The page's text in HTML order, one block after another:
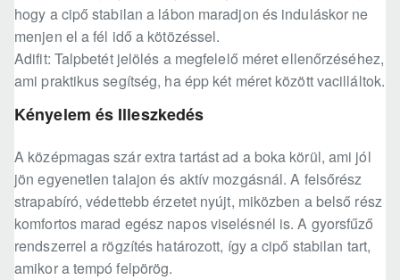
hogy a cipő stabilan a lábon maradjon és induláskor ne
menjen el a fél idő a kötözéssel.
Adifit: Talpbetét jelölés a megfelelő méret ellenőrzéséhez,
ami praktikus segítség, ha épp két méret között vacilláltok.
Kényelem és Illeszkedés
A középmagas szár extra tartást ad a boka körül, ami jól
jön egyenetlen talajon és aktív mozgásnál. A felsőrész
strapabíró, védettebb érzetet nyújt, miközben a belső rész
komfortos marad egész napos viselésnél is. A gyorsfűző
rendszerrel a rögzítés határozott, így a cipő stabilan tart,
amikor a tempó felpörög.